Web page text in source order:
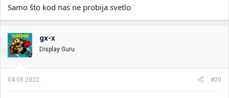
Samo što kod nas ne probija svetlo
gx-x
Display Guru
04.08.2022. #20